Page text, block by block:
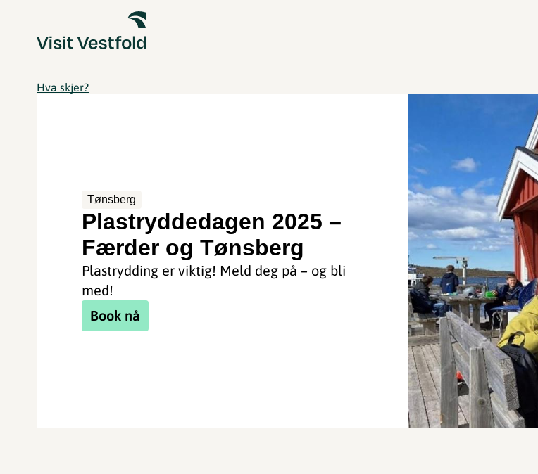
Hva skjer?
Tønsberg
Plastryddedagen 2025 –
Færder og Tønsberg
Plastrydding er viktig! Meld deg på – og bli
med!
Book nå